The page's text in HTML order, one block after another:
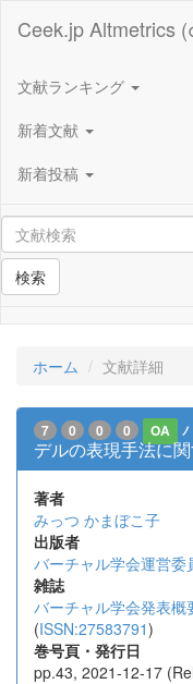
Ceek.jp Altmetrics
文献ランキング
新着文献
新着投稿
検索
ホーム 文献詳細
7 0 0 0 OA
デルの表現手法に
著者
みっつ かまぼこ子
出版者
バーチャル学会運営委
雑誌
バーチャル学会発表概
(ISSN:27583791)
巻号頁・発行日
pp.43, 2021-12-17